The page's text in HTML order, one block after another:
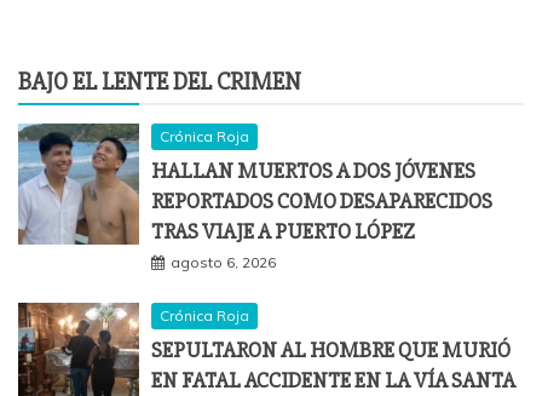
BAJO EL LENTE DEL CRIMEN
Crónica Roja
HALLAN MUERTOS A DOS JÓVENES
REPORTADOS COMO DESAPARECIDOS
TRAS VIAJE A PUERTO LÓPEZ
agosto 6, 2026
Crónica Roja
SEPULTARON AL HOMBRE QUE MURIÓ
EN FATAL ACCIDENTE EN LA VÍA SANTA